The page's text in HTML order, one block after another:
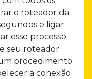
o roteador da
e ligar
esse processo
seu roteador
procedimento
a conexão